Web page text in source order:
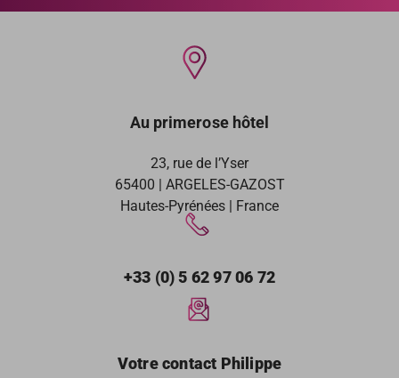
Au primerose hôtel
23, rue de l’Yser
65400 | ARGELES-GAZOST
Hautes-Pyrénées | France
+33 (0) 5 62 97 06 72
Votre contact Philippe